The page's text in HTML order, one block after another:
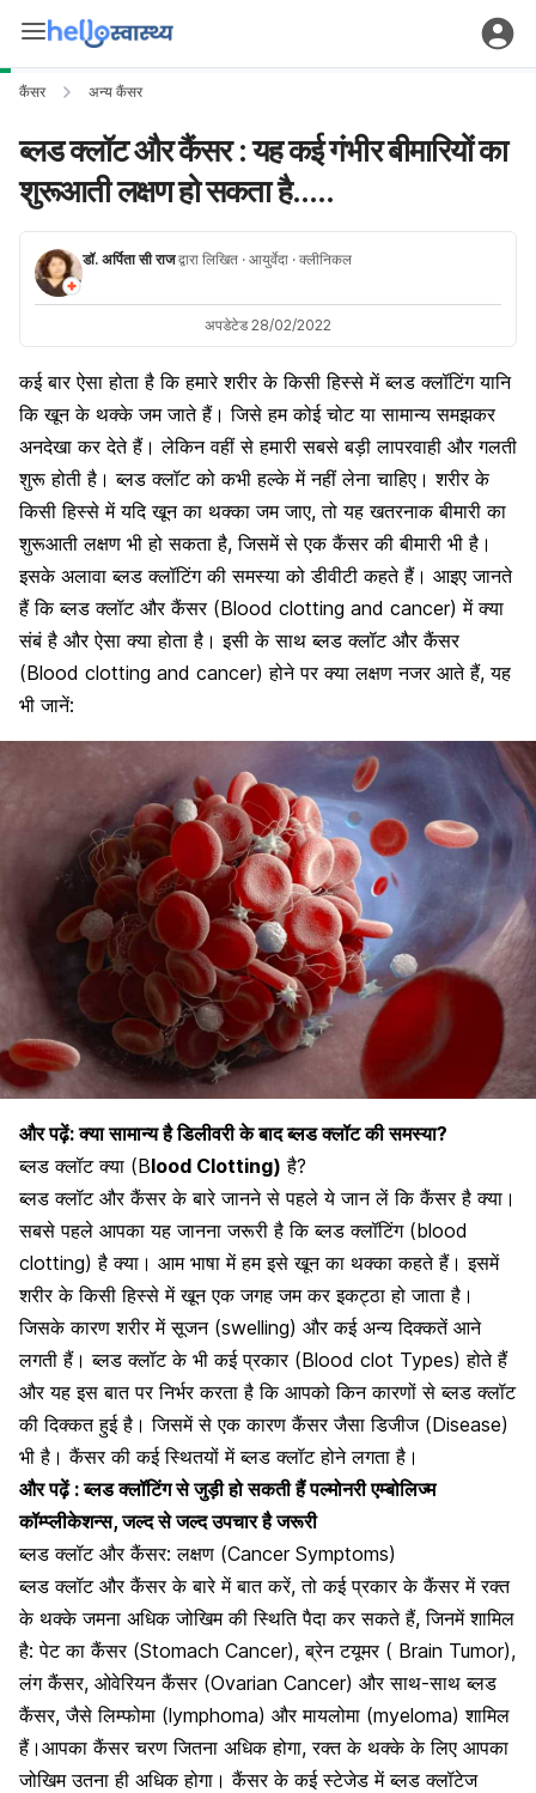
कैंसर अन्य कैंसर
ब्लड क्लॉट और कैंसर : यह कई गंभीर बीमारियों का
शुरूआती लक्षण हो सकता है.....
डॉ. अर्पिता सी राजद्वारा लिखित · आयुर्वेदा · क्लीनिकल
अपडेटेड 28/02/2022
कई बार ऐसा होता है कि हमारे शरीर के किसी हिस्से में ब्लड क्लॉटिंग यानि
कि खून के थक्के जम जाते हैं। जिसे हम कोई चोट या सामान्य समझकर
अनदेखा कर देते हैं। लेकिन वहीं से हमारी सबसे बड़ी लापरवाही और गलती
शुरू होती है। ब्लड क्लॉट को कभी हल्के में नहीं लेना चाहिए। शरीर के
किसी हिस्से में यदि खून का थक्का जम जाए, तो यह खतरनाक बीमारी का
शुरूआती लक्षण भी हो सकता है, जिसमें से एक कैंसर की बीमारी भी है।
इसके अलावा ब्लड क्लॉटिंग की समस्या को डीवीटी कहते हैं। आइए जानते
हैं कि ब्लड क्लॉट और कैंसर (Blood clotting and cancer) में क्या
संबं है और ऐसा क्या होता है। इसी के साथ ब्लड क्लॉट और कैंसर
(Blood clotting and cancer) होने पर क्या लक्षण नजर आते हैं, यह
भी जानें:
और पढ़ें:क्या सामान्य है डिलीवरी के बाद ब्लड क्लॉट की समस्या?
ब्लड क्लॉट क्या (Blood Clotting) है?
ब्लड क्लॉट और कैंसर के बारे जानने से पहले ये जान लें कि कैंसर है क्या।
सबसे पहले आपका यह जानना जरूरी है किब्लड क्लॉटिंग(blood
clotting) है क्या। आम भाषा में हम इसे खून का थक्का कहते हैं। इसमें
शरीर के किसी हिस्से में खून एक जगह जम कर इकट्ठा हो जाता है।
जिसके कारण शरीर में सूजन (swelling) और कई अन्य दिक्कतें आने
लगती हैं। ब्लड क्लॉट के भी कई प्रकार (Blood clot Types) होते हैं
और यह इस बात पर निर्भर करता है कि आपको किन कारणों से ब्लड क्लॉट
की दिक्कत हुई है। जिसमें से एक कारण कैंसर जैसा डिजीज (Disease)
भी है। कैंसर की कई स्थितयों में ब्लड क्लॉट होने लगता है।
और पढ़ें :ब्लड क्लॉटिंग से जुड़ी हो सकती हैं पल्मोनरी एम्बोलिज्म
कॉम्प्लीकेशन्स, जल्द से जल्द उपचार है जरूरी
ब्लड क्लॉट और कैंसर: लक्षण (Cancer Symptoms)
ब्लड क्लॉट और कैंसरके बारे में बात करें, तो कई प्रकार के कैंसर में रक्त
के थक्के जमना अधिक जोखिम की स्थिति पैदा कर सकते हैं, जिनमें शामिल
है: पेट का कैंसर (Stomach Cancer), ब्रेन टयूमर ( Brain Tumor),
लंग कैंसर, ओवेरियन कैंसर (Ovarian Cancer) और साथ-साथ ब्लड
कैंसर, जैसेलिम्फोमा (lymphoma) और मायलोमा (myeloma) शामिल
हैं।आपका कैंसर चरण जितना अधिक होगा, रक्त के थक्के के लिए आपका
जोखिम उतना ही अधिक होगा। कैंसर के कई स्टेजेड में ब्लड क्लॉटेज